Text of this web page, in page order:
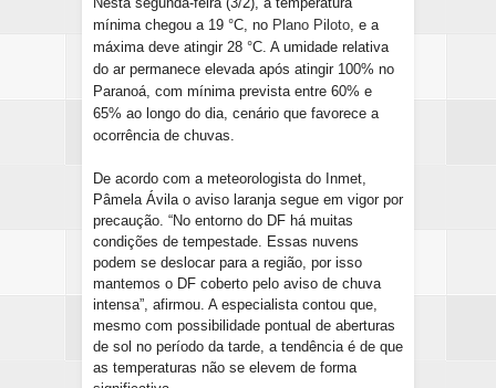
mínima chegou a 19 °C, no Plano Piloto , e a
máxima deve atingir 28 °C. A umidade relativa
do ar permanece elevada após atingir 100% no
Paranoá, com mínima prevista entre 60% e
65% ao longo do dia, cenário que favorece a
ocorrência de chuvas.
De acordo com a meteorologista do Inmet,
Pâmela Ávila o aviso laranja segue em vigor por
precaução. “No entorno do DF há muitas
condições de tempestade. Essas nuvens
podem se deslocar para a região, por isso
mantemos o DF coberto pelo aviso de chuva
intensa”, afirmou. A especialista contou que,
mesmo com possibilidade pontual de aberturas
de sol no período da tarde, a tendência é de que
as temperaturas não se elevem de forma